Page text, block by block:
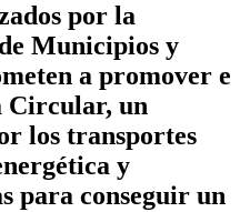
por la
Municipios y
a promover e
Circular, un
los transportes
y
para conseguir un